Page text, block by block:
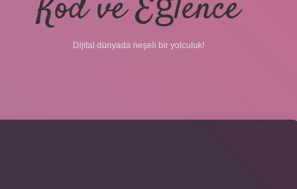
Dijital dünyada neşeli bir yolculuk!